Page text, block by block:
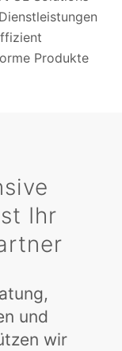
Produkte
Ihr
und
wir